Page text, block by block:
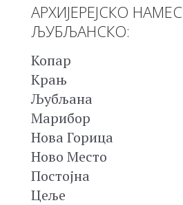
АРХИЈЕРЕЈСКО
ЉУБЉАНСКО:
Копар
Крањ
Љубљана
Марибор
Нова Горица
Ново Место
Постојна
Цеље